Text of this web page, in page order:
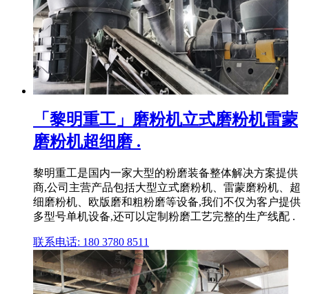
「黎明重工」磨粉机立式磨粉机雷蒙
磨粉机超细磨 .
黎明重工是国内一家大型的粉磨装备整体解决方案提供
商,公司主营产品包括大型立式磨粉机、雷蒙磨粉机、超
细磨粉机、欧版磨和粗粉磨等设备,我们不仅为客户提供
多型号单机设备,还可以定制粉磨工艺完整的生产线配 .
联系电话: 180 3780 8511